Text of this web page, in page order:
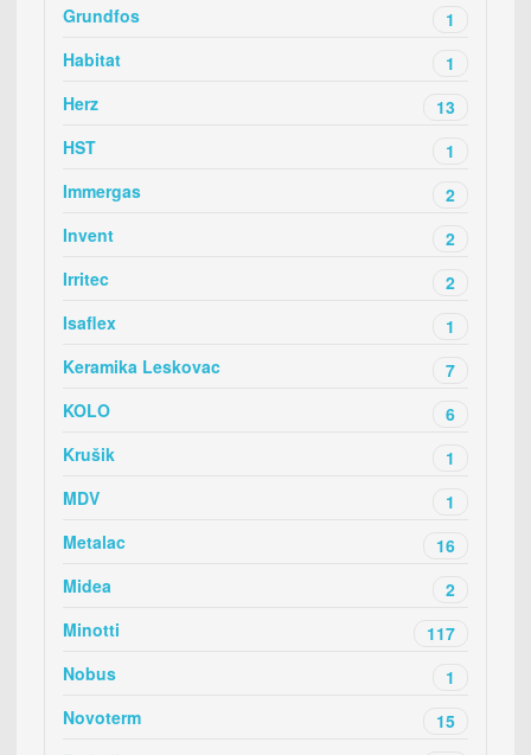
Grundfos
1
Habitat
1
Herz
13
HST
1
Immergas
2
Invent
2
Irritec
2
Isaflex
1
Keramika Leskovac
7
KOLO
6
Krušik
1
MDV
1
Metalac
16
Midea
2
Minotti
117
Nobus
1
Novoterm
15